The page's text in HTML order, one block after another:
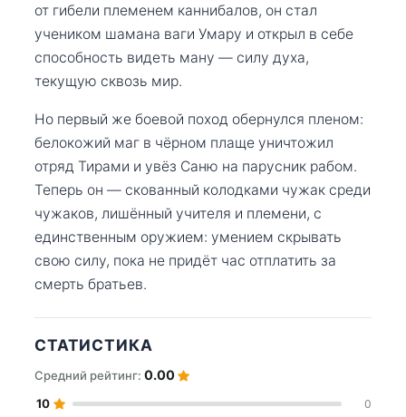
от гибели племенем каннибалов, он стал
учеником шамана ваги Умару и открыл в себе
способность видеть ману — силу духа,
текущую сквозь мир.
Но первый же боевой поход обернулся пленом:
белокожий маг в чёрном плаще уничтожил
отряд Тирами и увёз Саню на парусник рабом.
Теперь он — скованный колодками чужак среди
чужаков, лишённый учителя и племени, с
единственным оружием: умением скрывать
свою силу, пока не придёт час отплатить за
смерть братьев.
СТАТИСТИКА
Средний рейтинг: 0.00
10 0